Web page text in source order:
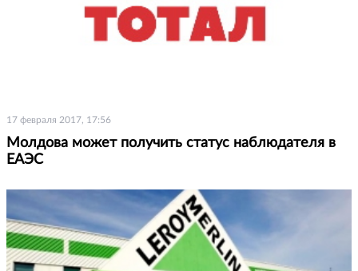
17 февраля 2017, 17:56
Молдова может получить статус наблюдателя в
ЕАЭС